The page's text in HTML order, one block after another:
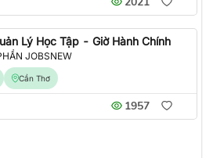
Lý Học Tập - Giờ Hành Chính
JOBSNEW
Cần Thơ
1957